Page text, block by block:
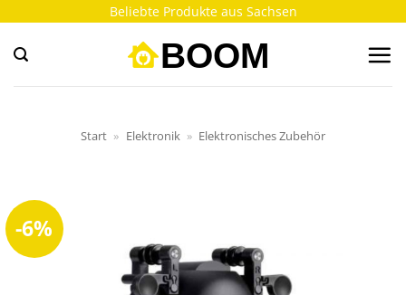
springen
Beliebte Produkte aus Sachsen
Start » Elektronik » Elektronisches Zubehör
-6%